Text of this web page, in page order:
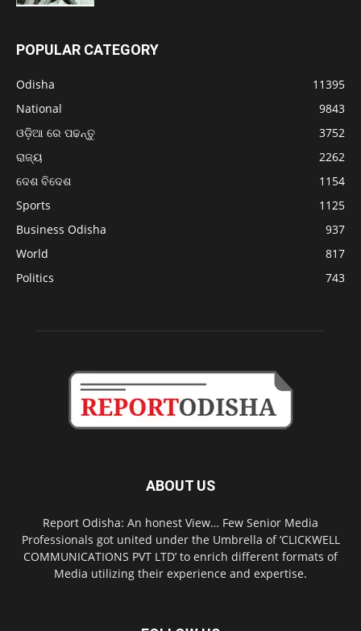
POPULAR CATEGORY
Odisha
11395
National
9843
ଓଡ଼ିଆ ରେ ପଢନ୍ତୁ
3752
ରାଜ୍ୟ
2262
ଦେଶ ବିଦେଶ
1154
Sports
1125
Business Odisha
937
World
817
Politics
743
ABOUT US
Report Odisha: An honest View… Few Senior Media
Professionals got united under the Umbrella of ‘CLICKWELL
COMMUNICATIONS PVT LTD’ to enrich different formats of
Media utilizing their experience and expertise.